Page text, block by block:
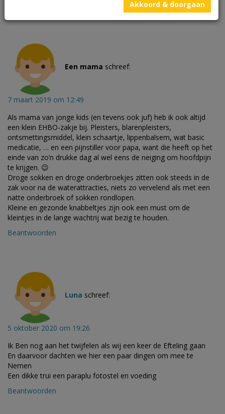
Een mama schreef:
7 maart 2019 om 12:49
Als mama van jonge kids (en tevens ook juf) heb ik ook altijd
een klein EHBO-zakje bij. Pleisters, blarenpleisters,
ontsmettingsmiddel, klein schaartje, lippenbalsem, wat basic
medicatie, … en een pijnstiller voor papa, want die heeft op het
einde van zo’n drukke dag al wel eens de neiging om hoofdpijn
te krijgen. 😉
Droge sokken en droge onderbroekjes zitten ook steeds in de
zak voor na de waterattracties, niets zo vervelend als met een
natte onderbroek of sokken rondlopen.
Kleine en gezonde knabbeltjes zijn ook een must om de
kleintjes in de lange wachtrij wat bezig te houden.
Beantwoorden
Luna schreef:
5 oktober 2020 om 19:26
Ik Ben nog aan het twijfelen als wij een keer de Efteling gaan
En daarvoor dachten we hier een paar dingen om mee te
Nemen
Een dikke trui een paraplu fotostel en voeding
Beantwoorden
Akkoord & doorgaan